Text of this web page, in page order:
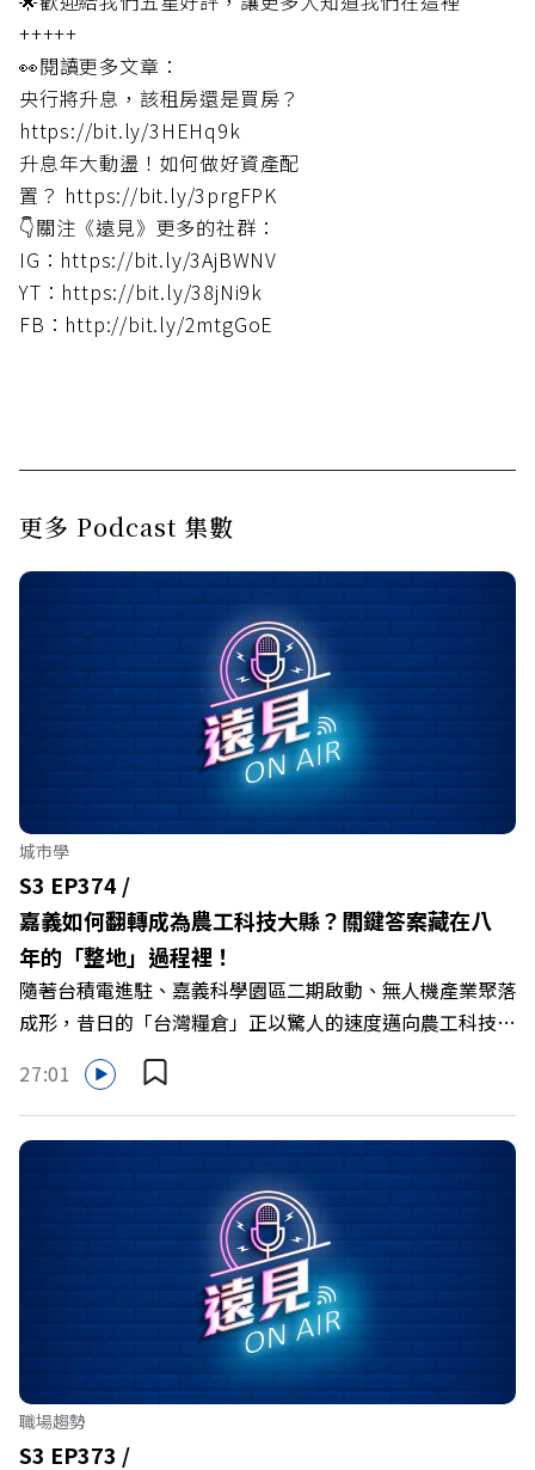
+++++
👀閱讀更多文章：
央行將升息，該租房還是買房？
https://bit.ly/3HEHq9k
升息年大動盪！如何做好資產配
置？ https://bit.ly/3prgFPK
👇關注《遠見》更多的社群：
IG：https://bit.ly/3AjBWNV
YT：https://bit.ly/38jNi9k
FB：http://bit.ly/2mtgGoE
更多 Podcast 集數
城市學
S3 EP374 /
嘉義如何翻轉成為農工科技大縣？關鍵答案藏在八
年的「整地」過程裡！
隨著台積電進駐、嘉義科學園區二期啟動、無人機產業聚落
成形，昔日的「台灣糧倉」正以驚人的速度邁向農工科技大
縣。在智慧農業、精品農產與「嘉義優鮮」品牌同步升級的
推動下，嘉義縣政府成功打破過往傳統農業縣的侷限，讓返
鄉子弟不僅能「回得來、留得下、活得好」，更為地方累積
迎向黃金十年的發展動能。 本集《遠見ON AIR》邀請嘉義
縣長翁章梁、立法委員蔡易餘、財信傳媒集團董事長謝金
河、紙風車劇團創辦人李永豐、以及嘉義縣人力發展所所長
許喻理。帶你深入剖析《嘉義被看見了》書中收錄的八年轉
型故事，讀懂這段洗天換地的歷程，並共同看見下一個黃金
十年的發展藍圖！ 🔺翁章梁縣長如何攜手團隊，在大牌林
立的科技版圖中搶先卡位亞創中心？🔺品牌如何雙重升級，
化傳統作物為高價值的精品品牌？🔺如何將自身的失敗學，
轉化為凝聚團隊與縣民認同感的力量？🔺在迎向黃金十年的
新局下，嘉義如何打造子弟能安心安居的未來？ 主持人／
27:01
職場趨勢
S3 EP373 /